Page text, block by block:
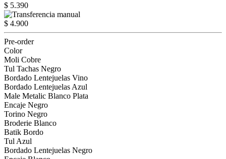
$ 5.390
$ 4.900
Pre-order
Color
Moli Cobre
Tul Tachas Negro
Bordado Lentejuelas Vino
Bordado Lentejuelas Azul
Male Metalic Blanco Plata
Encaje Negro
Torino Negro
Broderie Blanco
Batik Bordo
Tul Azul
Bordado Lentejuelas Negro